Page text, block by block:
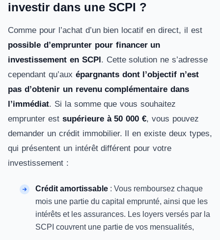
investir dans une SCPI ?
Comme pour l’achat d’un bien locatif en direct, il est
possible d’emprunter pour financer un
investissement en SCPI. Cette solution ne s’adresse
cependant qu’aux épargnants dont l’objectif n’est
pas d’obtenir un revenu complémentaire dans
l’immédiat. Si la somme que vous souhaitez
emprunter est supérieure à 50 000 €, vous pouvez
demander un crédit immobilier. Il en existe deux types,
qui présentent un intérêt différent pour votre
investissement :
Crédit amortissable : Vous remboursez chaque
mois une partie du capital emprunté, ainsi que les
intérêts et les assurances. Les loyers versés par la
SCPI couvrent une partie de vos mensualités,